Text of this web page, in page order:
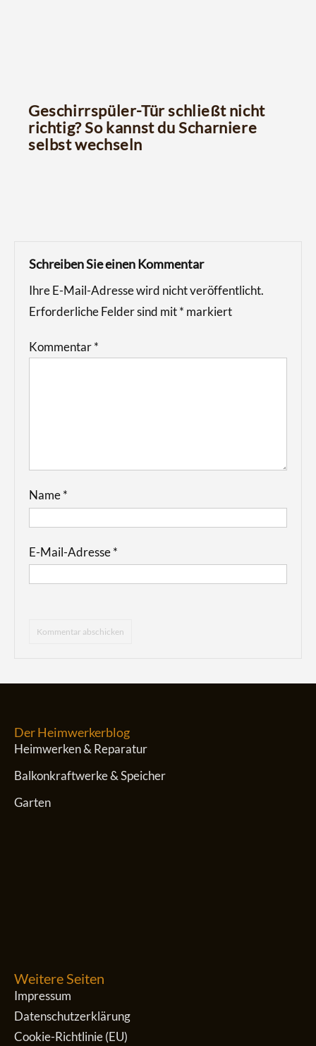
Geschirrspüler-Tür schließt nicht
richtig? So kannst du Scharniere
selbst wechseln
Schreiben Sie einen Kommentar
Ihre E-Mail-Adresse wird nicht veröffentlicht.
Erforderliche Felder sind mit* markiert
Kommentar*
Name*
E-Mail-Adresse*
Der Heimwerkerblog
Heimwerken & Reparatur
Balkonkraftwerke & Speicher
Garten
Weitere Seiten
Impressum
Datenschutzerklärung
Cookie-Richtlinie (EU)